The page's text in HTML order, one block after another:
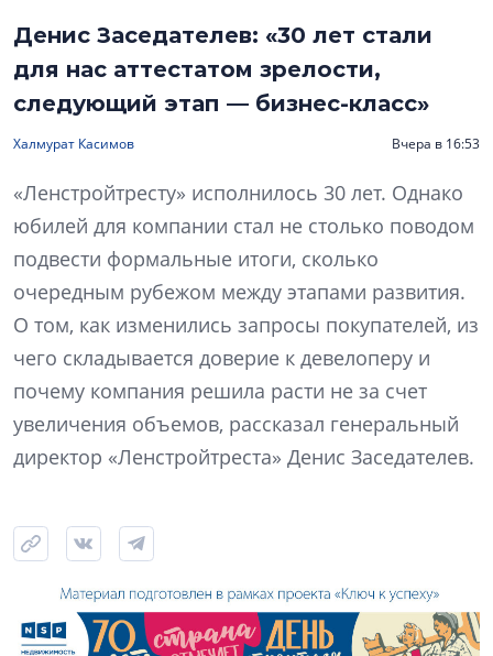
Денис Заседателев: «30 лет стали
для нас аттестатом зрелости,
следующий этап — бизнес-класс»
Халмурат Касимов Вчера в 16:53
«Ленстройтресту» исполнилось 30 лет. Однако
юбилей для компании стал не столько поводом
подвести формальные итоги, сколько
очередным рубежом между этапами развития.
О том, как изменились запросы покупателей, из
чего складывается доверие к девелоперу и
почему компания решила расти не за счет
увеличения объемов, рассказал генеральный
директор «Ленстройтреста» Денис Заседателев.